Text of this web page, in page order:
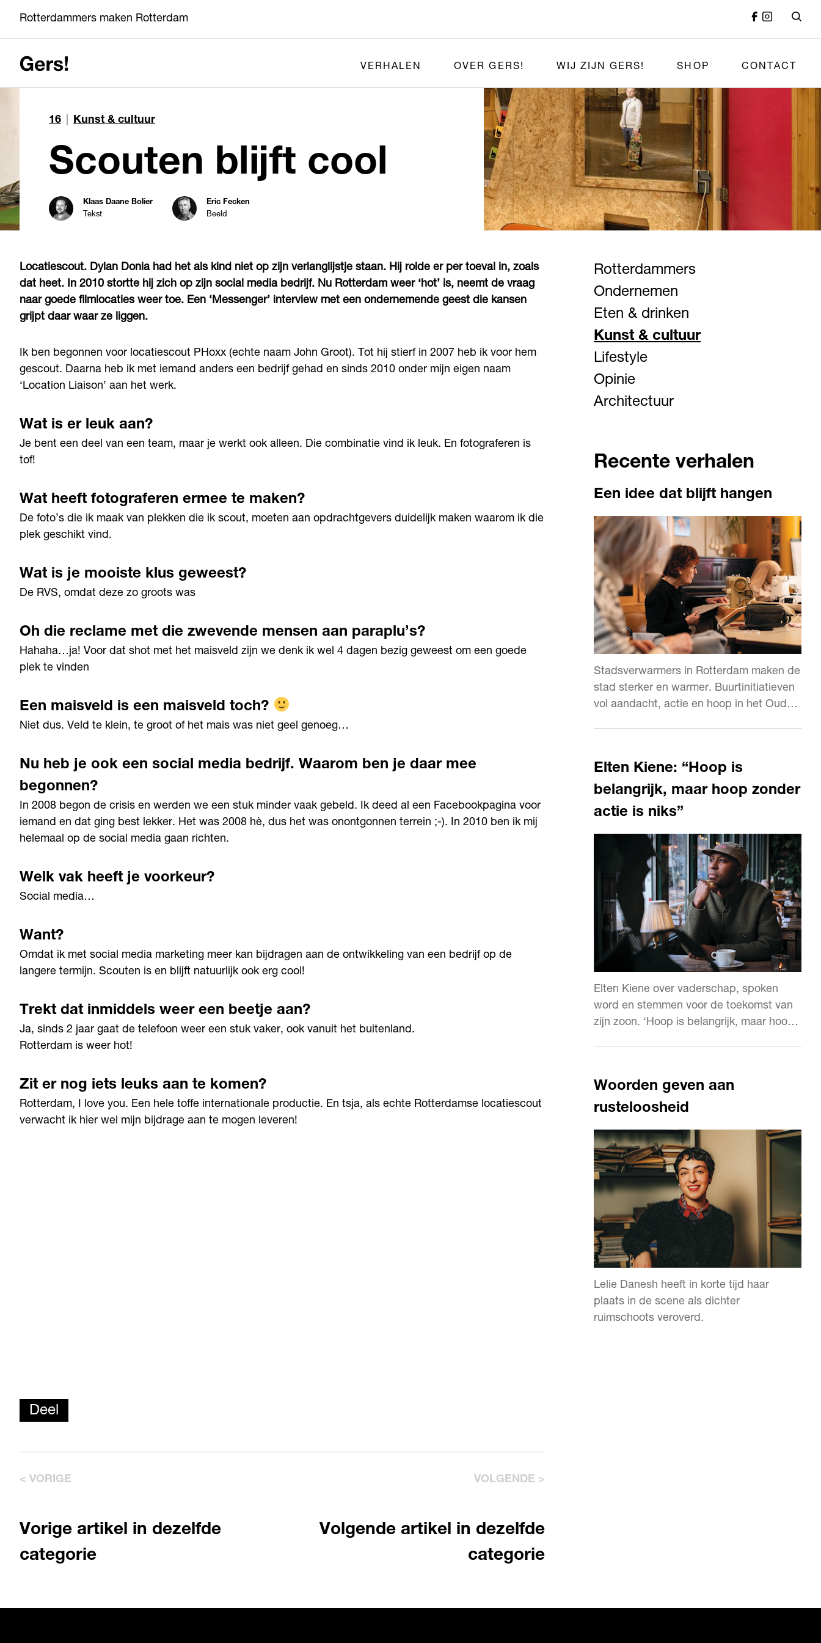
Rotterdammers maken Rotterdam
VERHALEN OVER GERS! WIJ ZIJN GERS! SHOP CONTACT
16 Kunst & cultuur
Scouten blijft cool
Klaas Daane Bolier
Tekst
Eric Fecken
Beeld
Locatiescout. Dylan Donia had het als kind niet op zijn verlanglijstje staan. Hij rolde er per toeval in, zoals
dat heet. In 2010 stortte hij zich op zijn social media bedrijf. Nu Rotterdam weer ‘hot’ is, neemt de vraag
naar goede filmlocaties weer toe. Een ‘Messenger’ interview met een ondernemende geest die kansen
grijpt daar waar ze liggen.
Ik ben begonnen voor locatiescout PHoxx (echte naam John Groot). Tot hij stierf in 2007 heb ik voor hem
gescout. Daarna heb ik met iemand anders een bedrijf gehad en sinds 2010 onder mijn eigen naam
‘Location Liaison’ aan het werk.
Wat is er leuk aan?
Je bent een deel van een team, maar je werkt ook alleen. Die combinatie vind ik leuk. En fotograferen is
tof!
Wat heeft fotograferen ermee te maken?
De foto’s die ik maak van plekken die ik scout, moeten aan opdrachtgevers duidelijk maken waarom ik die
plek geschikt vind.
Wat is je mooiste klus geweest?
De RVS, omdat deze zo groots was
Oh die reclame met die zwevende mensen aan paraplu’s?
Hahaha…ja! Voor dat shot met het maisveld zijn we denk ik wel 4 dagen bezig geweest om een goede
plek te vinden
Een maisveld is een maisveld toch?
Niet dus. Veld te klein, te groot of het mais was niet geel genoeg…
Nu heb je ook een social media bedrijf. Waarom ben je daar mee
begonnen?
In 2008 begon de crisis en werden we een stuk minder vaak gebeld. Ik deed al een Facebookpagina voor
iemand en dat ging best lekker. Het was 2008 hè, dus het was onontgonnen terrein ;-). In 2010 ben ik mij
helemaal op de social media gaan richten.
Welk vak heeft je voorkeur?
Social media…
Want?
Omdat ik met social media marketing meer kan bijdragen aan de ontwikkeling van een bedrijf op de
langere termijn. Scouten is en blijft natuurlijk ook erg cool!
Trekt dat inmiddels weer een beetje aan?
Ja, sinds 2 jaar gaat de telefoon weer een stuk vaker, ook vanuit het buitenland.
Rotterdam is weer hot!
Zit er nog iets leuks aan te komen?
Rotterdam, I love you. Een hele toffe internationale productie. En tsja, als echte Rotterdamse locatiescout
verwacht ik hier wel mijn bijdrage aan te mogen leveren!
Rotterdammers
Ondernemen
Eten & drinken
Kunst & cultuur
Lifestyle
Opinie
Architectuur
Recente verhalen
Een idee dat blijft hangen
Stadsverwarmers in Rotterdam maken de
stad sterker en warmer. Buurtinitiatieven
vol aandacht, actie en hoop in het Oude
Elten Kiene: “Hoop is
belangrijk, maar hoop zonder
actie is niks”
Elten Kiene over vaderschap, spoken
word en stemmen voor de toekomst van
zijn zoon. ‘Hoop is belangrijk, maar hoop
Woorden geven aan
rusteloosheid
Lelie Danesh heeft in korte tijd haar
plaats in de scene als dichter
ruimschoots veroverd.
Deel
< VORIGE
Vorige artikel in dezelfde
categorie
VOLGENDE >
Volgende artikel in dezelfde
categorie